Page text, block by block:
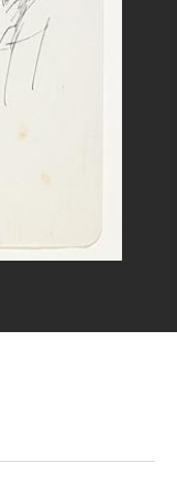
et d'Archéologie de
Besançon - Mairie de